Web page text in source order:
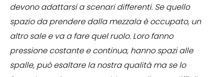
devono adattarsi a scenari differenti. Se quello
spazio da prendere dalla mezzala è occupato, un
altro sale e va a fare quel ruolo. Loro fanno
pressione costante e continua, hanno spazi alle
spalle, può esaltare la nostra qualità ma se lo